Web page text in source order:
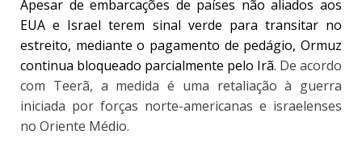
Apesar de embarcações de países não aliados aos
EUA e Israel terem sinal verde para transitar no
estreito, mediante o pagamento de pedágio, Ormuz
continua bloqueado parcialmente pelo Irã. De acordo
com Teerã, a medida é uma retaliação à guerra
iniciada por forças norte-americanas e israelenses
no Oriente Médio.